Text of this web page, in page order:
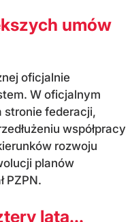
umów
oficjalnie
W oficjalnym
stronie federacji,
współpracy
rozwoju
planów
PZPN.
lata...